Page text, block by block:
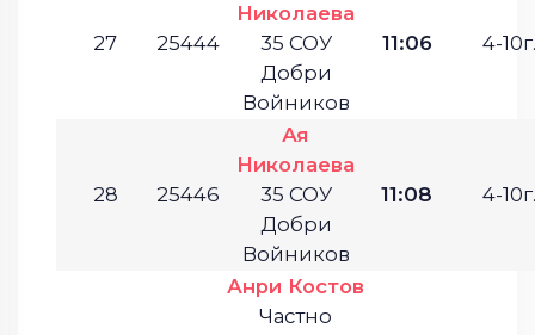
27 25444
Николаева
35 СОУ
Добри
Войников
11:06 4-10г.
28 25446
Ая
Николаева
35 СОУ
Добри
Войников
11:08 4-10г.
Анри Костов
Частно